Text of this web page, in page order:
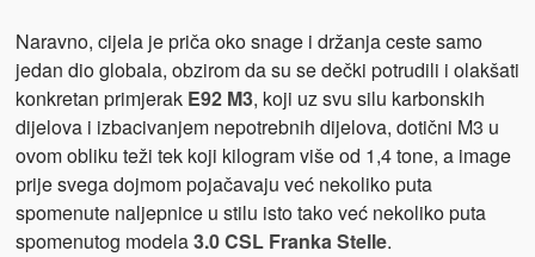
Naravno, cijela je priča oko snage i držanja ceste samo
jedan dio globala, obzirom da su se dečki potrudili i olakšati
konkretan primjerak E92 M3, koji uz svu silu karbonskih
dijelova i izbacivanjem nepotrebnih dijelova, dotični M3 u
ovom obliku teži tek koji kilogram više od 1,4 tone, a image
prije svega dojmom pojačavaju već nekoliko puta
spomenute naljepnice u stilu isto tako već nekoliko puta
spomenutog modela3.0 CSL Franka Stelle.